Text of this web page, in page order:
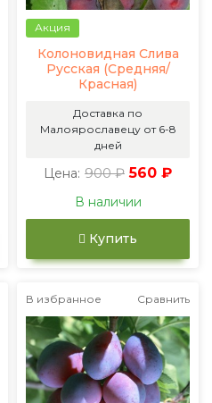
Акция
Колоновидная Слива
Русская (Средняя/
Красная)
Доставка по
Малоярославецу от 6-8
дней
Цена: 900 ₽ 560 ₽
В наличии
Купить
В избранное Сравнить